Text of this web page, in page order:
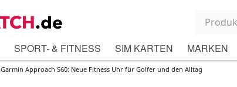
SPORT- & FITNESS SIM KARTEN MARKEN
Garmin Approach S60: Neue Fitness Uhr für Golfer und den Alltag